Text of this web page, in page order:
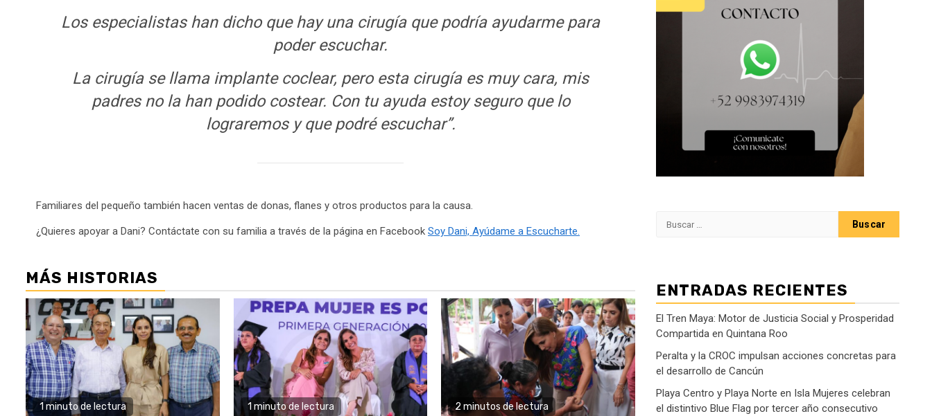
Los especialistas han dicho que hay una cirugía que podría ayudarme para
poder escuchar.
La cirugía se llama implante coclear, pero esta cirugía es muy cara, mis
padres no la han podido costear. Con tu ayuda estoy seguro que lo
lograremos y que podré escuchar”.
Familiares del pequeño también hacen ventas de donas, flanes y otros productos para la causa.
¿Quieres apoyar a Dani? Contáctate con su familia a través de la página en Facebook Soy Dani, Ayúdame a Escucharte.
MÁS HISTORIAS
1 minuto de lectura 1 minuto de lectura 2 minutos de lectura
ENTRADAS RECIENTES
El Tren Maya: Motor de Justicia Social y Prosperidad
Compartida en Quintana Roo
Peralta y la CROC impulsan acciones concretas para
el desarrollo de Cancún
Playa Centro y Playa Norte en Isla Mujeres celebran
el distintivo Blue Flag por tercer año consecutivo